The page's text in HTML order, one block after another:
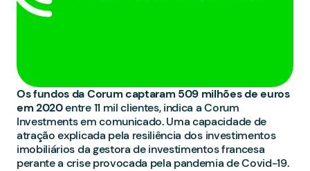
Os fundos da Corum captaram 509 milhões de euros
em 2020entre 11 mil clientes, indica a Corum
Investments em comunicado. Uma capacidade de
atração explicada pela resiliência dos investimentos
imobiliários da gestora de investimentos francesa
perante a crise provocada pela pandemia de Covid-19.